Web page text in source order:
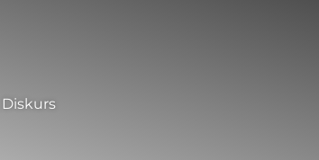
Diskurs